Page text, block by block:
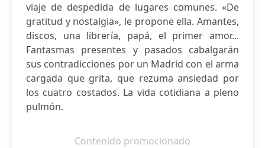
viaje de despedida de lugares comunes. «De
gratitud y nostalgia», le propone ella. Amantes,
discos, una librería, papá, el primer amor...
Fantasmas presentes y pasados cabalgarán
sus contradicciones por un Madrid con el arma
cargada que grita, que rezuma ansiedad por
los cuatro costados. La vida cotidiana a pleno
pulmón.
Contenido promocionado